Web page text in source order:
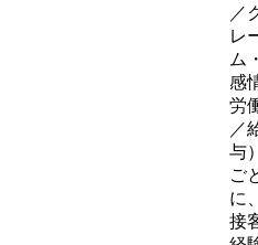
／
レ
ム・
感
労
／
与）
ご
に、
接